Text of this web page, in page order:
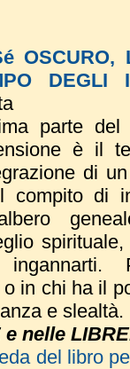
OSCURO,
DEGLI
parte del
è il
di
compito di
ingannarti.
in chi ha il
e slealtà.
nelle
del libro